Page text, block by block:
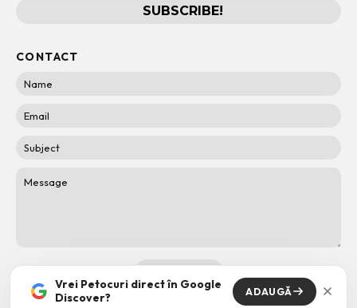
CONTACT
Vrei Petocuri direct în Google
Discover?
ADAUGĂ